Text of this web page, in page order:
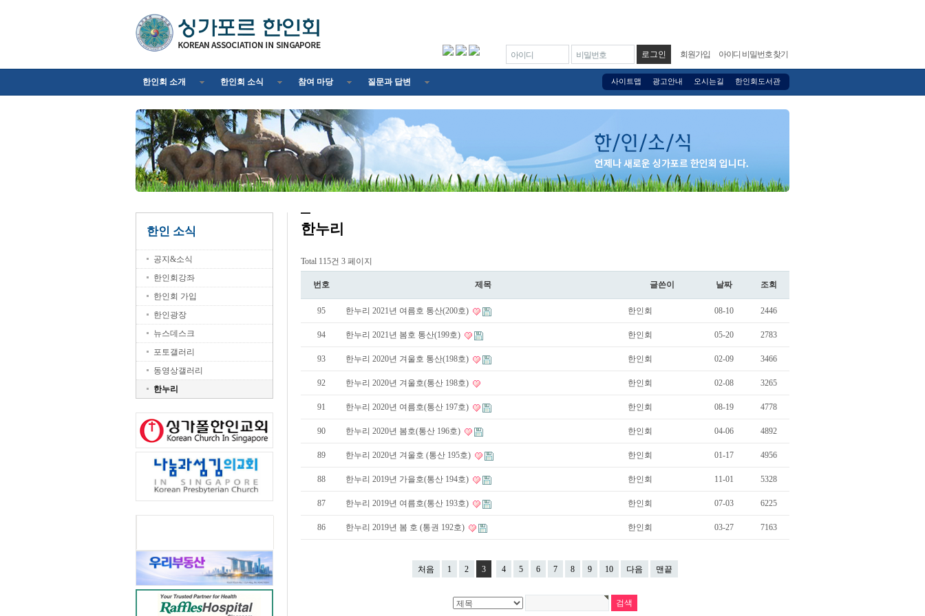
아이디 비밀번호 회원가입 아이디 비밀번호 찾기
사이트맵 광고안내 오시는길 한인회도서관
한인회 소개 한인회 소식 참여 마당 질문과 답변
한인 소식
공지&소식
한인회강좌
한인회 가입
한인광장
뉴스데스크
포토갤러리
동영상갤러리
한누리
한누리
Total 115건 3 페이지
번호 제목 글쓴이 날짜 조회
95 한누리 2021년 여름호 통산(200호) 한인회 08-10 2446
94 한누리 2021년 봄호 통산(199호) 한인회 05-20 2783
93 한누리 2020년 겨울호 통산(198호) 한인회 02-09 3466
92 한누리 2020년 겨울호(통산 198호) 한인회 02-08 3265
91 한누리 2020년 여름호(통산 197호) 한인회 08-19 4778
90 한누리 2020년 봄호(통산 196호) 한인회 04-06 4892
89 한누리 2020년 겨울호 (통산 195호) 한인회 01-17 4956
88 한누리 2019년 가을호(통산 194호) 한인회 11-01 5328
87 한누리 2019년 여름호(통산 193호) 한인회 07-03 6225
86 한누리 2019년 봄 호 (통권 192호) 한인회 03-27 7163
처음 1 2 3 4 5 6 7 8 9 10 다음 맨끝